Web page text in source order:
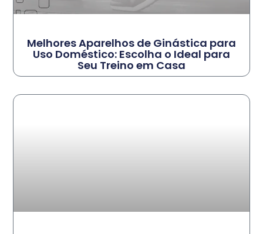
Melhores Aparelhos de Ginástica para
Uso Doméstico: Escolha o Ideal para
Seu Treino em Casa